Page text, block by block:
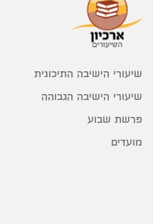
שיעורי הישיבה התיכונית
שיעורי הישיבה הגבוהה
פרשת שבוע
מועדים